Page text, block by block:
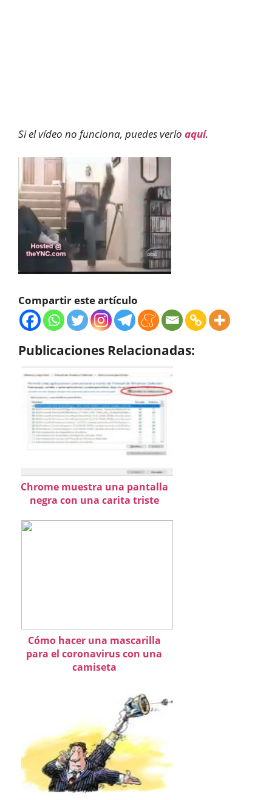
Si el vídeo no funciona, puedes verlo aquí.
Compartir este artículo
Publicaciones Relacionadas:
Chrome muestra una pantalla
negra con una carita triste
Cómo hacer una mascarilla
para el coronavirus con una
camiseta